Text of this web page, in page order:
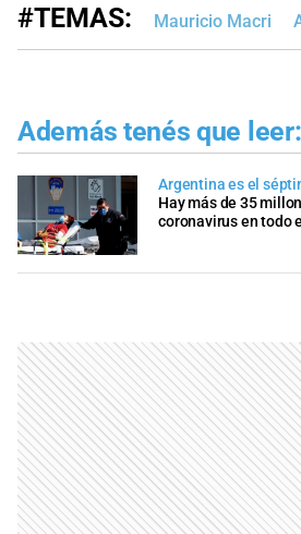
#TEMAS: Mauricio Macri
Además tenés que leer:
Argentina es el
Hay más de 35
coronavirus en todo